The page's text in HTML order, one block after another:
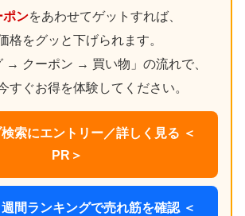
ポンをあわせてゲットすれば、
格をグッと下げられます。
→ クーポン → 買い物」の流れで、
すぐお得を体験してください。
索にエントリー／詳しく見る ＜
PR＞
間ランキングで売れ筋を確認 ＜